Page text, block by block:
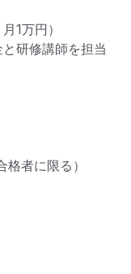
1万円）
研修講師を担当
者に限る）